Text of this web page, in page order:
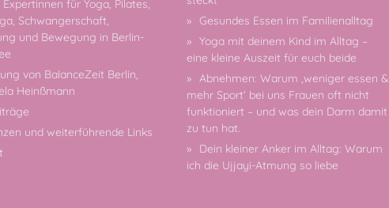
Expertinnen für Yoga, Pilates,
Schwangerschaft,
und Bewegung in Berlin-
von BalanceZeit Berlin,
Heinßmann
und weiterführende Links
Gesundes Essen im Familienalltag
Yoga mit deinem Kind im Alltag –
eine kleine Auszeit für euch beide
Abnehmen: Warum ‚weniger essen &
mehr Sport‘ bei uns Frauen oft nicht
funktioniert – und was dein Darm damit
zu tun hat.
Dein kleiner Anker im Alltag: Warum
ich die Ujjayi-Atmung so liebe